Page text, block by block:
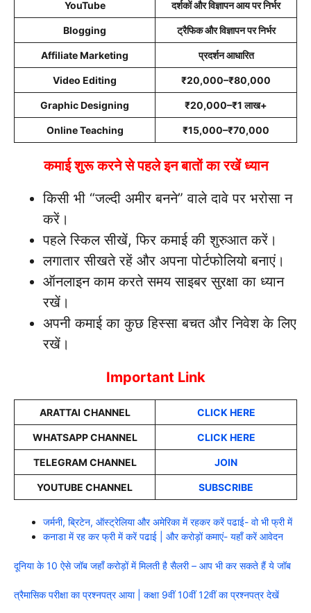
YouTube दर्शकों और विज्ञापन आय पर निर्भर
Blogging ट्रैफिक और विज्ञापन पर निर्भर
Affiliate Marketing प्रदर्शन आधारित
Video Editing ₹20,000–₹80,000
Graphic Designing ₹20,000–₹1 लाख+
Online Teaching ₹15,000–₹70,000
कमाई शुरू करने से पहले इन बातों का रखें ध्यान
किसी भी “जल्दी अमीर बनने” वाले दावे पर भरोसा न
करें।
पहले स्किल सीखें, फिर कमाई की शुरुआत करें।
लगातार सीखते रहें और अपना पोर्टफोलियो बनाएं।
ऑनलाइन काम करते समय साइबर सुरक्षा का ध्यान
रखें।
अपनी कमाई का कुछ हिस्सा बचत और निवेश के लिए
रखें।
Important Link
ARATTAI CHANNEL CLICK HERE
WHATSAPP CHANNEL CLICK HERE
TELEGRAM CHANNEL JOIN
YOUTUBE CHANNEL SUBSCRIBE
जर्मनी, ब्रिटेन, ऑस्ट्रेलिया और अमेरिका में रहकर करें पढाई- वो भी फ्री में
कनाडा में रह कर फ्री में करें पढाई | और करोड़ों कमाएं- यहाँ करें आवेदन
दूनिया के 10 ऐसे जॉब जहाँ करोड़ों में मिलती है सैलरी – आप भी कर सकते हैं ये जॉब
त्रैमासिक परीक्षा का प्रश्नपत्र आया | कक्षा 9वीं 10वीं 12वीं का प्रश्नपत्र देखें